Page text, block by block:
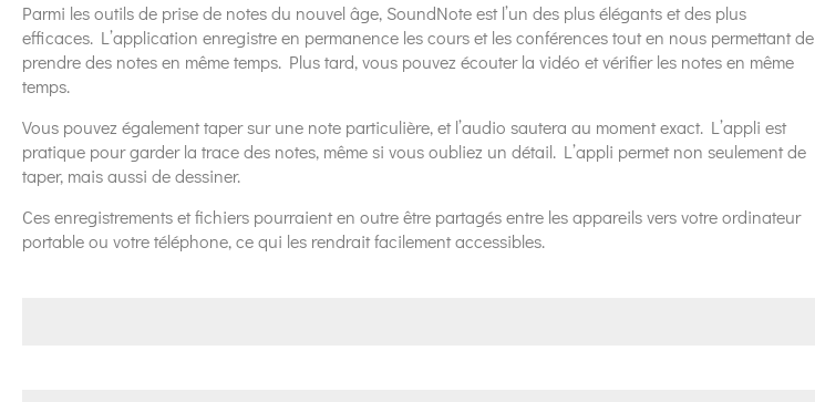
Parmi les outils de prise de notes du nouvel âge, SoundNote est l’un des plus élégants et des plus
efficaces. L’application enregistre en permanence les cours et les conférences tout en nous permettant de
prendre des notes en même temps. Plus tard, vous pouvez écouter la vidéo et vérifier les notes en même
temps.
Vous pouvez également taper sur une note particulière, et l’audio sautera au moment exact. L’appli est
pratique pour garder la trace des notes, même si vous oubliez un détail. L’appli permet non seulement de
taper, mais aussi de dessiner.
Ces enregistrements et fichiers pourraient en outre être partagés entre les appareils vers votre ordinateur
portable ou votre téléphone, ce qui les rendrait facilement accessibles.